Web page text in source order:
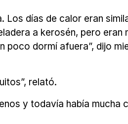
Los días de calor eran
a kerosén, pero eran
poco dormí afuera”, dijo
relató.
y todavía había mucha